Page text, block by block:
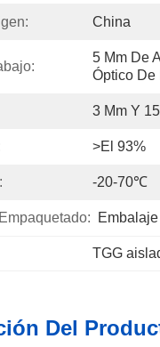
China
5 Mm De
Óptico De
3 Mm Y
>el 93%
-20-70℃
TGG
Del